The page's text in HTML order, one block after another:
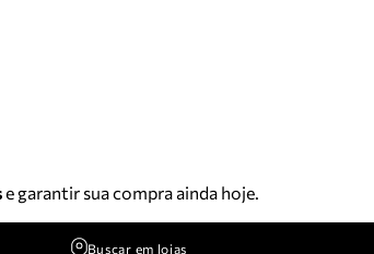
e garantir sua compra ainda hoje.
Buscar em lojas